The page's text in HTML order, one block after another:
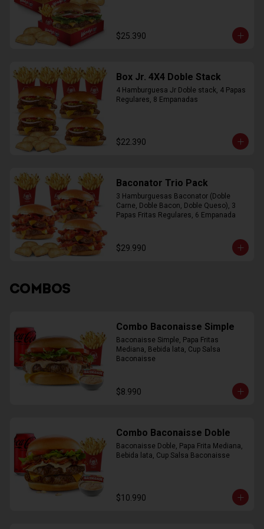
$25.390
Box Jr. 4X4 Doble Stack
4 Hamburguesa Jr Doble stack, 4 Papas
Regulares, 8 Empanadas
$22.390
Baconator Trio Pack
3 Hamburguesas Baconator (Doble
Carne, Doble Bacon, Doble Queso), 3
Papas Fritas Regulares, 6 Empanada
$29.990
COMBOS
Combo Baconaisse Simple
Baconaisse Simple, Papa Fritas
Mediana, Bebida lata, Cup Salsa
Baconaisse
$8.990
Combo Baconaisse Doble
Baconaisse Doble, Papa Frita Mediana,
Bebida lata, Cup Salsa Baconaisse
$10.990